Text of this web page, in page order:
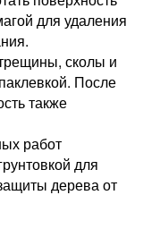
для удаления
сколы и
После
также
работ
для
дерева от